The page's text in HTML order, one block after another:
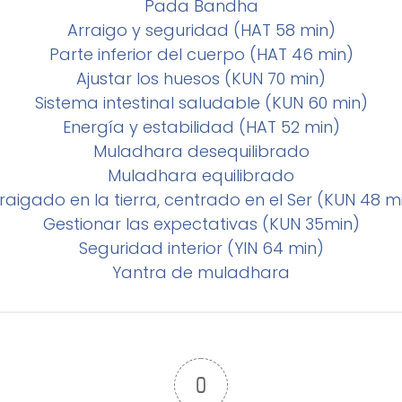
Pada Bandha
Arraigo y seguridad (HAT 58 min)
Parte inferior del cuerpo (HAT 46 min)
Ajustar los huesos (KUN 70 min)
Sistema intestinal saludable (KUN 60 min)
Energía y estabilidad (HAT 52 min)
Muladhara desequilibrado
Muladhara equilibrado
en la tierra, centrado en el Ser (KUN 48
Gestionar las expectativas (KUN 35min)
Seguridad interior (YIN 64 min)
Yantra de muladhara
0